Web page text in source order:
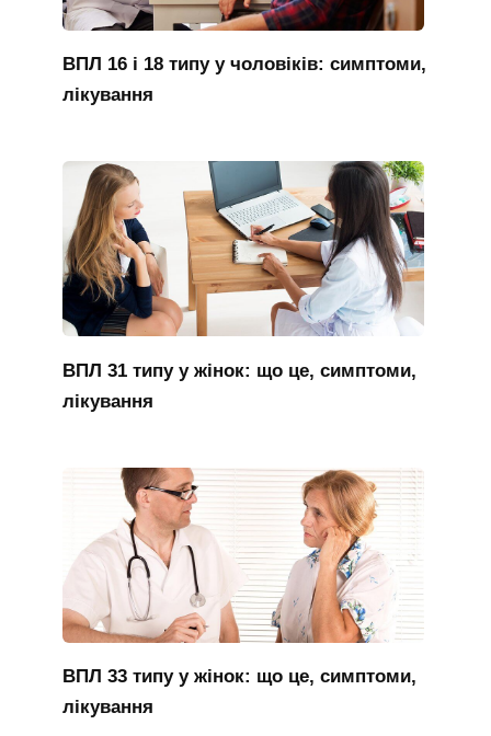
ВПЛ 16 і 18 типу у чоловіків: симптоми,
лікування
ВПЛ 31 типу у жінок: що це, симптоми,
лікування
ВПЛ 33 типу у жінок: що це, симптоми,
лікування